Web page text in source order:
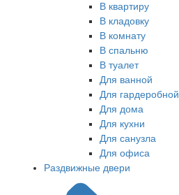
В квартиру
В кладовку
В комнату
В спальню
В туалет
Для ванной
Для гардеробной
Для дома
Для кухни
Для санузла
Для офиса
Раздвижные двери